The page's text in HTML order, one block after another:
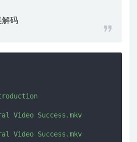
解码
Video Success.mkv
Video Success.mkv